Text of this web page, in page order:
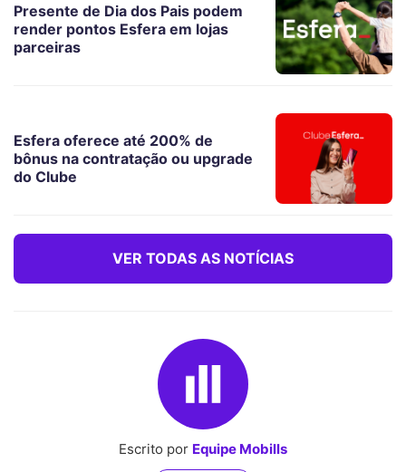
Presente de Dia dos Pais podem
render pontos Esfera em lojas
parceiras
Esfera oferece até 200% de
bônus na contratação ou upgrade
do Clube
VER TODAS AS NOTÍCIAS
Escrito por Equipe Mobills